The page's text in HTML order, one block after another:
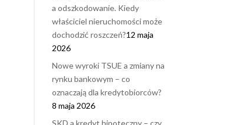
a odszkodowanie. Kiedy
właściciel nieruchomości może
dochodzić roszczeń?12 maja
2026
Nowe wyroki TSUE a zmiany na
rynku bankowym – co
oznaczają dla kredytobiorców?
8 maja 2026
SKD a kredyt hipoteczny – czy